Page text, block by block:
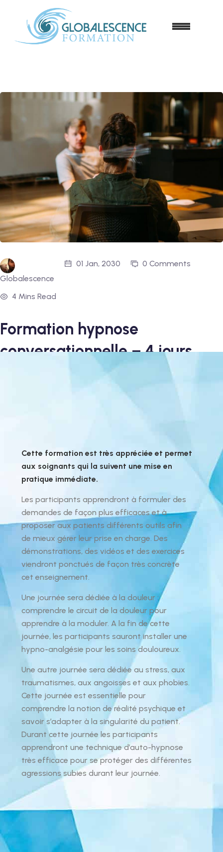
Globalescence
01 Jan, 2030 0 Comments
4 Mins Read
Formation hypnose
conversationnelle – 4 jours
Cette formation est très appréciée et permet
aux soignants qui la suivent une mise en
pratique immédiate.
Les participants apprendront à formuler des
demandes de façon plus efficaces et à
proposer aux patients différents outils afin
de mieux gérer leur prise en charge. Des
démonstrations, des vidéos et des exercices
viendront ponctués de façon très concrète
cet enseignement.
Une journée sera dédiée à la douleur :
comprendre le circuit de la douleur pour
apprendre à la moduler. A la fin de cette
journée, les participants sauront installer une
hypno-analgésie pour les soins douloureux.
Une autre journée sera dédiée au stress, aux
traumatismes, aux angoisses et aux phobies.
Cette journée est essentielle pour
comprendre la notion de réalité psychique et
savoir s’adapter à la singularité du patient.
Durant cette journée les participants
apprendront une technique d’auto-hypnose
très efficace pour se protéger des différentes
agressions subies durant leur journée.